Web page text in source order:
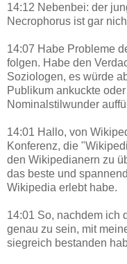
14:12 Nebenbei: der
Necrophorus ist gar
14:07 Habe Probleme
folgen. Habe den
Soziologen, es würde
Publikum ankuckte
Nominalstilwunder
14:01 Hallo, von
Konferenz, die
den Wikipedianern zu
das beste und
Wikipedia erlebt habe.
14:01 So, nachdem ich
genau zu sein, mit
siegreich bestanden